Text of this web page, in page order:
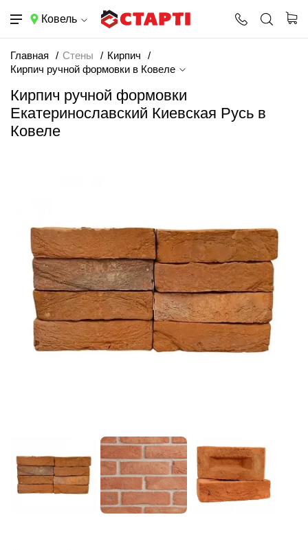
Ковель
Главная Стены
Кирпич
Кирпич ручной формовки в Ковеле
Кирпич ручной формовки
Екатеринославский Киевская Русь в
Ковеле